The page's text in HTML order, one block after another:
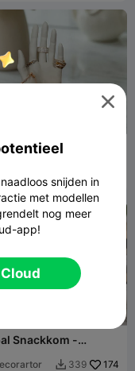
Jewelry
Display with Lotus
Snackkom -
 339 174

snijden in
met modellen
nog meer
app!